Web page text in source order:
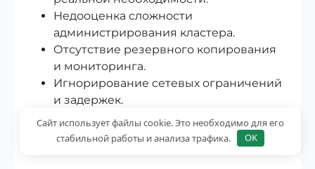
Недооценка сложности
администрирования кластера.
Отсутствие резервного копирования
и мониторинга.
Игнорирование сетевых ограничений
и задержек.
Ориентация только на цену без
анализа SLA.
Сайт использует файлы cookie. Это необходимо для его
стабильной работы и анализа трафика.
OK